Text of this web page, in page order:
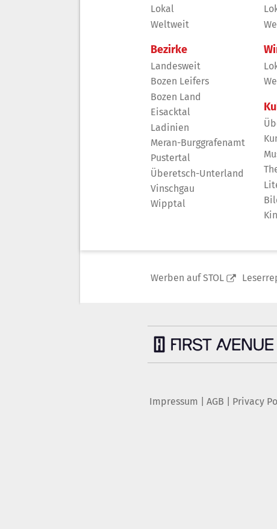
Lokal
Weltweit
Bezirke
Landesweit
Bozen Leifers
Bozen Land
Eisacktal
Ladinien
Meran-Burggrafenamt
Pustertal
Überetsch-Unterland
Vinschgau
Wipptal
Werben auf STOL
Impressum AGB Privacy